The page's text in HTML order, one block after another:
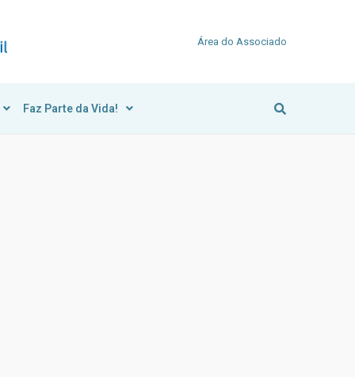
Área do Associado
Faz Parte da Vida!